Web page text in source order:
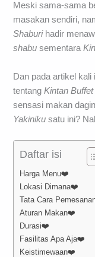
Meski sama-sama
masakan sendiri,
Shaburihadir
shabu sementara
Dan pada artikel
tentangKintan Buffet
sensasi makan
Yakiniku satu ini?
Daftar isi
Harga Menu❤️
Lokasi Dimana❤️
Tata Cara
Aturan Makan❤️
Durasi❤️
Fasilitas Apa Aja❤️
Keistimewaan❤️